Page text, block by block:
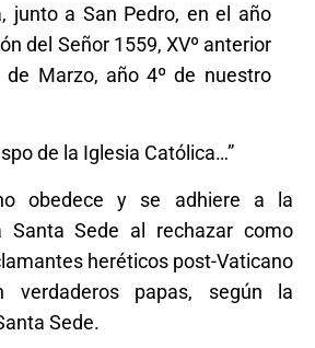
junto a San Pedro, en el año
del Señor 1559, XVº anterior
de Marzo, año 4º de nuestro
de la Iglesia Católica…”
obedece y se adhiere a la
Santa Sede al rechazar como
heréticos post-Vaticano
papas, según la
Sede.